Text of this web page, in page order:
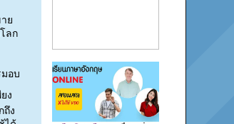
ย
ลก
อบ
ง
ถึง